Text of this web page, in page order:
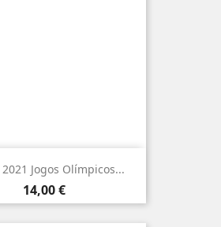
Jogos Olímpicos...
Preço
14,00 €